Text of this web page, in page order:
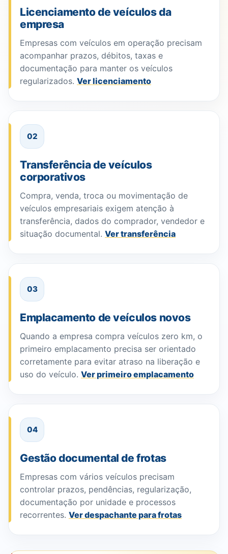
Licenciamento de veículos da
empresa
Empresas com veículos em operação precisam
acompanhar prazos, débitos, taxas e
documentação para manter os veículos
regularizados. Ver licenciamento
02
Transferência de veículos
corporativos
Compra, venda, troca ou movimentação de
veículos empresariais exigem atenção à
transferência, dados do comprador, vendedor e
situação documental. Ver transferência
03
Emplacamento de veículos novos
Quando a empresa compra veículos zero km, o
primeiro emplacamento precisa ser orientado
corretamente para evitar atraso na liberação e
uso do veículo. Ver primeiro emplacamento
04
Gestão documental de frotas
Empresas com vários veículos precisam
controlar prazos, pendências, regularização,
documentação por unidade e processos
recorrentes. Ver despachante para frotas